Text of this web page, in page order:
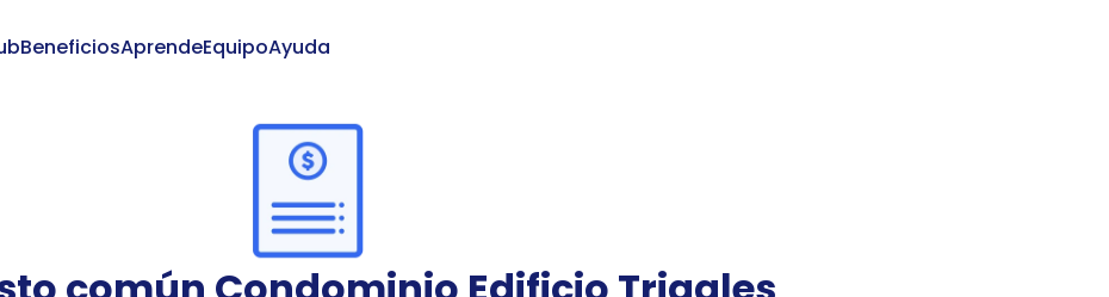
BeneficiosAprendeEquipoAyuda